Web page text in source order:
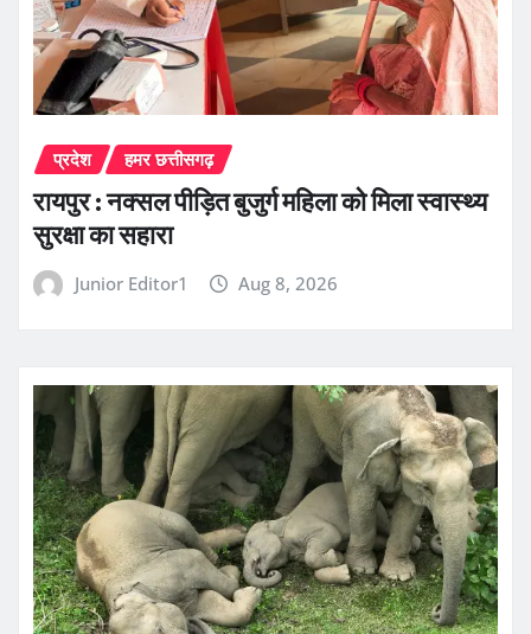
प्रदेश हमर छत्तीसगढ़
रायपुर : नक्सल पीड़ित बुजुर्ग महिला को मिला स्वास्थ्य
सुरक्षा का सहारा
Junior Editor1 Aug 8, 2026